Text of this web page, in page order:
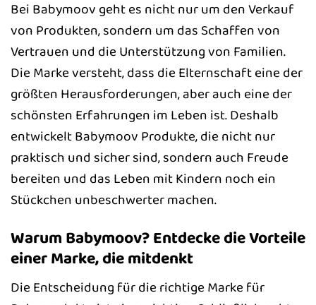
Bei Babymoov geht es nicht nur um den Verkauf
von Produkten, sondern um das Schaffen von
Vertrauen und die Unterstützung von Familien.
Die Marke versteht, dass die Elternschaft eine der
größten Herausforderungen, aber auch eine der
schönsten Erfahrungen im Leben ist. Deshalb
entwickelt Babymoov Produkte, die nicht nur
praktisch und sicher sind, sondern auch Freude
bereiten und das Leben mit Kindern noch ein
Stückchen unbeschwerter machen.
Warum Babymoov? Entdecke die Vorteile
einer Marke, die mitdenkt
Die Entscheidung für die richtige Marke für